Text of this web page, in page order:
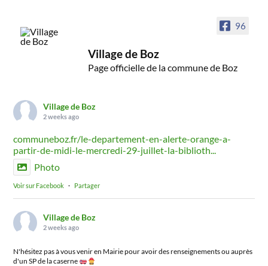
96
Village de Boz
Page officielle de la commune de Boz
Village de Boz
2 weeks ago
communeboz.fr/le-departement-en-alerte-orange-a-
partir-de-midi-le-mercredi-29-juillet-la-biblioth...
Photo
Voir sur Facebook · Partager
Village de Boz
2 weeks ago
N'hésitez pas à vous venir en Mairie pour avoir des renseignements ou auprès
d'un SP de la caserne